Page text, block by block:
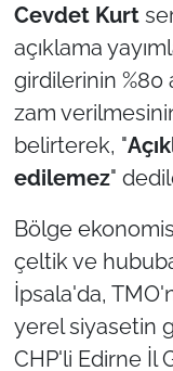
Cevdet Kurt
açıklama
girdilerinin %80
zam
belirterek, "
edilemez"
Bölge
çeltik ve
İpsala'da,
yerel siyasetin
CHP'li Edirne İl
Politika
Flaş Haber
Dış Haberler
Magazin
İş Dünyası
Bilim
English